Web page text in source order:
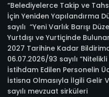
“Belediyelerce Takip ve
İçin Yeniden Yapılandırma
sayılı “Yeni Varlık Barışı
Yurtdışı ve Yurtiçinde
2027 Tarihine Kadar
06.07.2026/93 sayılı
İstihdam Edilen Personelin
İstisna Olmasıyla İlgili Gelir
sayılı mevzuat sirküleri